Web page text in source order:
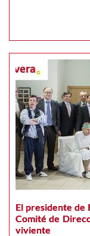
El presidente de
Comité de
viviente